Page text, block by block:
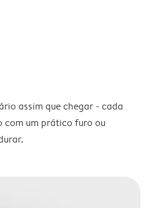
assim que chegar - cada
com um prático furo ou